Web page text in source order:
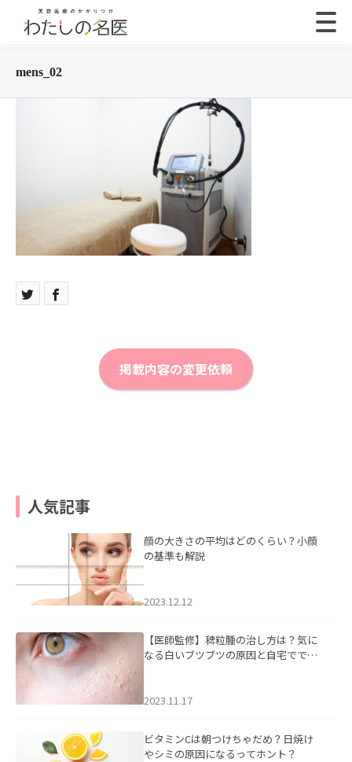
mens_02
掲載内容の変更依頼
人気記事
顔の大きさの平均はどのくらい？小顔
の基準も解説
2023.12.12
【医師監修】稗粒腫の治し方は？気に
なる白いブツブツの原因と自宅ででき
2023.11.17
ビタミンCは朝つけちゃだめ？日焼け
やシミの原因になるってホント？